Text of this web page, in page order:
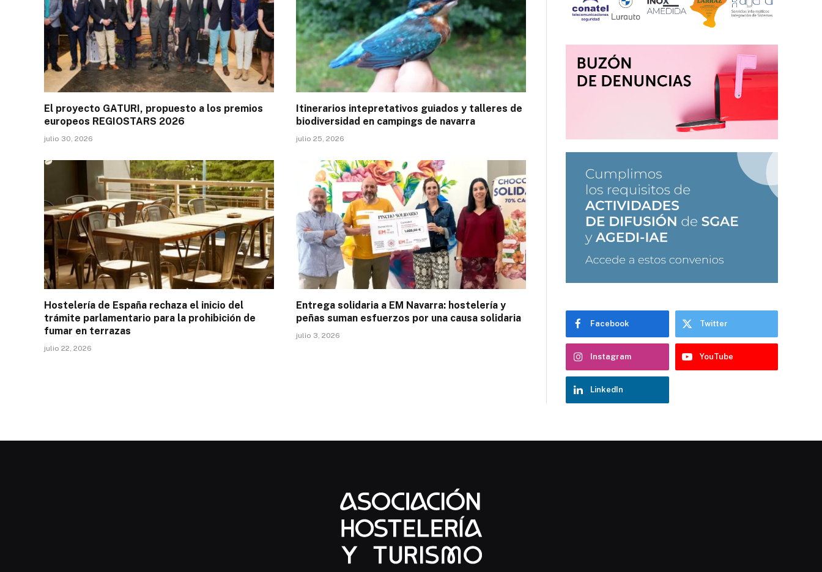
El proyecto GATURI, propuesto a los premios
europeos REGIOSTARS 2026
julio 30, 2026
Itinerarios intepretativos guiados y talleres de
biodiversidad en campings de navarra
julio 25, 2026
Hostelería de España rechaza el inicio del
trámite parlamentario para la prohibición de
fumar en terrazas
julio 22, 2026
Entrega solidaria a EM Navarra: hostelería y
peñas suman esfuerzos por una causa solidaria
julio 3, 2026
Facebook Twitter
Instagram YouTube
LinkedIn